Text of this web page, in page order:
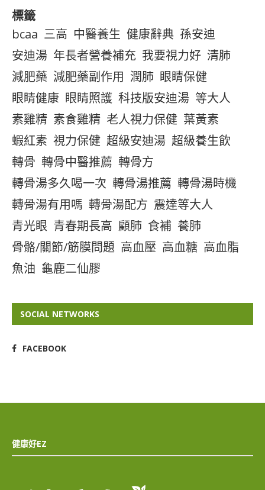
標籤
bcaa 三高 中醫養生 健康辭典 孫安迪
安迪湯 年長者營養補充 我要視力好 清肺
減肥藥 減肥藥副作用 潤肺 眼睛保健
眼睛健康 眼睛照護 科技版安迪湯 等大人
素雞精 素食雞精 老人視力保健 葉黃素
蝦紅素 視力保健 超級安迪湯 超級養生飲
轉骨 轉骨中醫推薦 轉骨方
轉骨湯多久喝一次 轉骨湯推薦 轉骨湯時機
轉骨湯有用嗎 轉骨湯配方 震達等大人
青光眼 青春期長高 顧肺 食補 養肺
骨骼/關節/筋膜問題 高血壓 高血糖 高血脂
魚油 龜鹿二仙膠
SOCIAL NETWORKS
FACEBOOK
健康好EZ